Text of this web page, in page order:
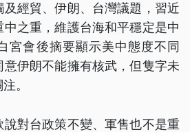
經貿、伊朗、台灣議題，習近
之重，維護台海和平穩定是中
宮會後摘要顯示美中態度不同
伊朗不能擁有核武，但隻字未
。
對台政策不變、軍售也不是重